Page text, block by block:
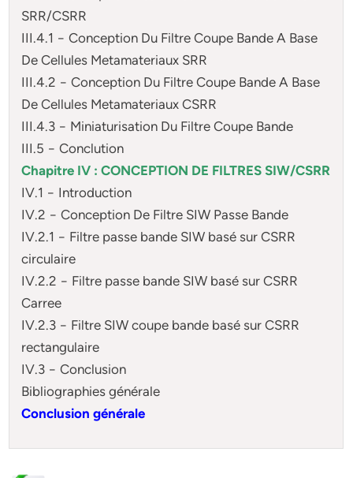
SRR/CSRR
III.4.1 − Conception Du Filtre Coupe Bande A Base
De Cellules Metamateriaux SRR
III.4.2 − Conception Du Filtre Coupe Bande A Base
De Cellules Metamateriaux CSRR
III.4.3 − Miniaturisation Du Filtre Coupe Bande
III.5 − Conclution
Chapitre IV : CONCEPTION DE FILTRES SIW/CSRR
IV.1 − Introduction
IV.2 − Conception De Filtre SIW Passe Bande
IV.2.1 − Filtre passe bande SIW basé sur CSRR
circulaire
IV.2.2 − Filtre passe bande SIW basé sur CSRR
Carree
IV.2.3 − Filtre SIW coupe bande basé sur CSRR
rectangulaire
IV.3 − Conclusion
Bibliographies générale
Conclusion générale